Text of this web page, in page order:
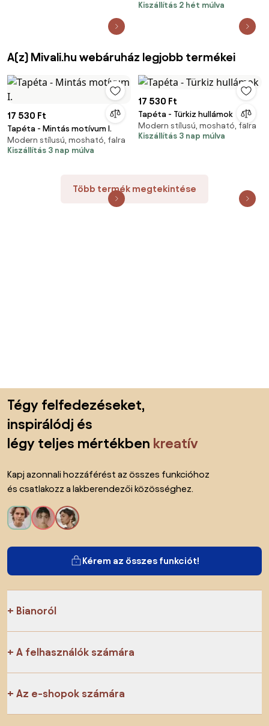
Kiszállítás 2 hét múlva
A(z) Mivali.hu webáruház legjobb termékei
17 530 Ft
Tapéta - Mintás motívum I.
Modern stílusú, mosható, falra
Kiszállítás 3 nap múlva
17 530 Ft
Tapéta - Türkiz hullámok
Modern stílusú, mosható, falra
Kiszállítás 3 nap múlva
Több termék megtekintése
Tégy felfedezéseket,
inspirálódj és
légy teljes mértékben kreatív
Kapj azonnali hozzáférést az összes funkcióhoz
és csatlakozz a lakberendezői közösséghez.
Kérem az összes funkciót!
Bianoról
A felhasználók számára
Az e-shopok számára